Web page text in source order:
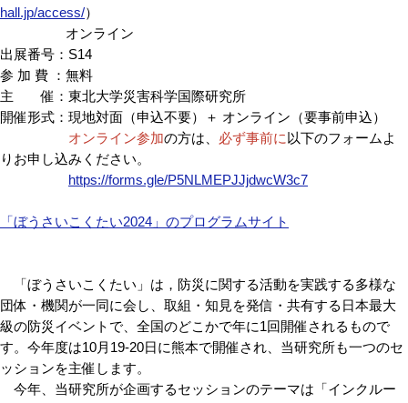
hall.jp/access/）
オンライン
出展番号：S14
参 加 費 ：無料
主 催：東北大学災害科学国際研究所
開催形式：現地対面（申込不要）＋ オンライン（要事前申込）
オンライン参加の方は、 必ず事前に 以下のフォームよ
りお申し込みください。
https://forms.gle/P5NLMEPJJjdwcW3c7
「ぼうさいこくたい2024」のプログラムサイト
「ぼうさいこくたい」は，防災に関する活動を実践する多様な
団体・機関が一同に会し、取組・知見を発信・共有する日本最大
級の防災イベントで、全国のどこかで年に1回開催されるもので
す。今年度は10月19-20日に熊本で開催され、当研究所も一つのセ
ッションを主催します。
今年、当研究所が企画するセッションのテーマは「インクルー